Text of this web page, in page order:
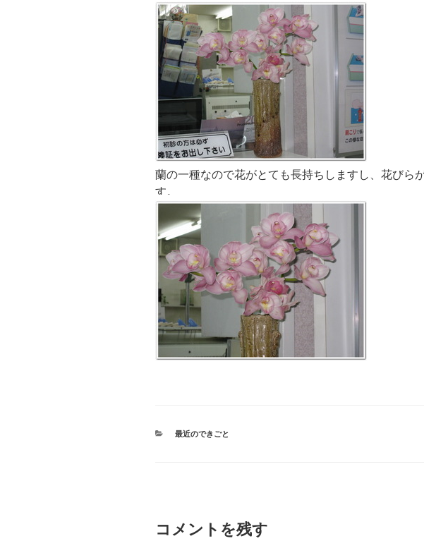
蘭の一種なので花がとても長持ちしますし、花びら
す。
カ
最近のできごと
コメントを残す